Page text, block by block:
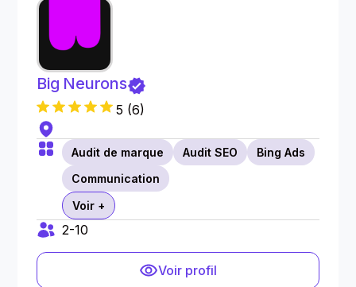
Big Neurons
5 (6)
Audit de marque Audit SEO
Bing Ads
Communication
Voir +
2-10
Voir profil